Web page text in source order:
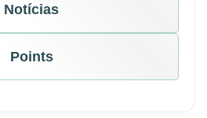
Notícias
Points